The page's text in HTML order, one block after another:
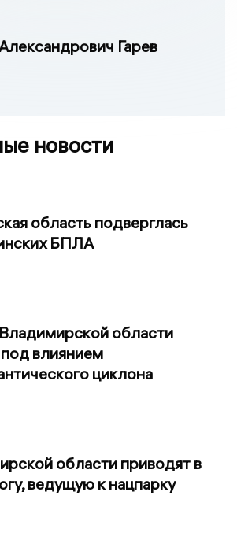
Гарев
новости
область подверглась
БПЛА
области
влиянием
циклона
области приводят в
ведущую к нацпарку